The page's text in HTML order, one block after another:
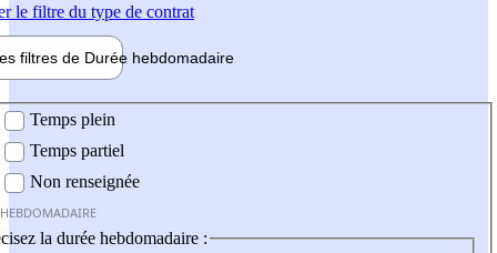
le filtre du type de contrat
filtres de Durée hebdomadaire
Temps plein
Temps partiel
Non renseignée
la durée hebdomadaire :